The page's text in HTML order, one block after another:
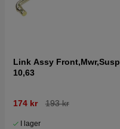
Link Assy Front,Mwr,Susp
10,63
174 kr 193 kr
I lager